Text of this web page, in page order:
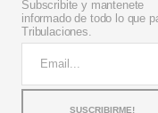
Subscribite y mantenete
informado de todo lo que
Tribulaciones.